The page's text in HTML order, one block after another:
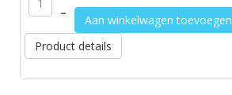
–
Aan winkelwagen toevoegen
Product details